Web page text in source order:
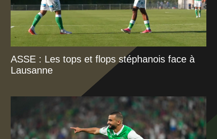
ASSE : Les tops et flops stéphanois face à
Lausanne